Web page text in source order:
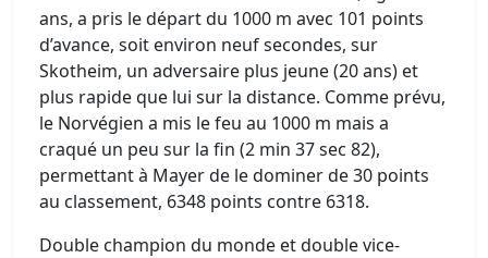
ans, a pris le départ du 1000 m avec 101 points
d’avance, soit environ neuf secondes, sur
Skotheim, un adversaire plus jeune (20 ans) et
plus rapide que lui sur la distance. Comme prévu,
le Norvégien a mis le feu au 1000 m mais a
craqué un peu sur la fin (2 min 37 sec 82),
permettant à Mayer de le dominer de 30 points
au classement, 6348 points contre 6318.
Double champion du monde et double vice-